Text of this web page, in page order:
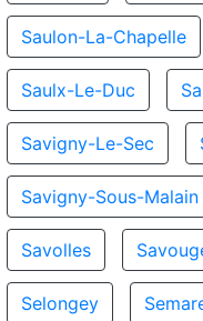
Saulon-La-Chapelle
Saulx-Le-Duc
Savigny-Le-Sec
Savigny-Sous-Malain
Savolles
Selongey